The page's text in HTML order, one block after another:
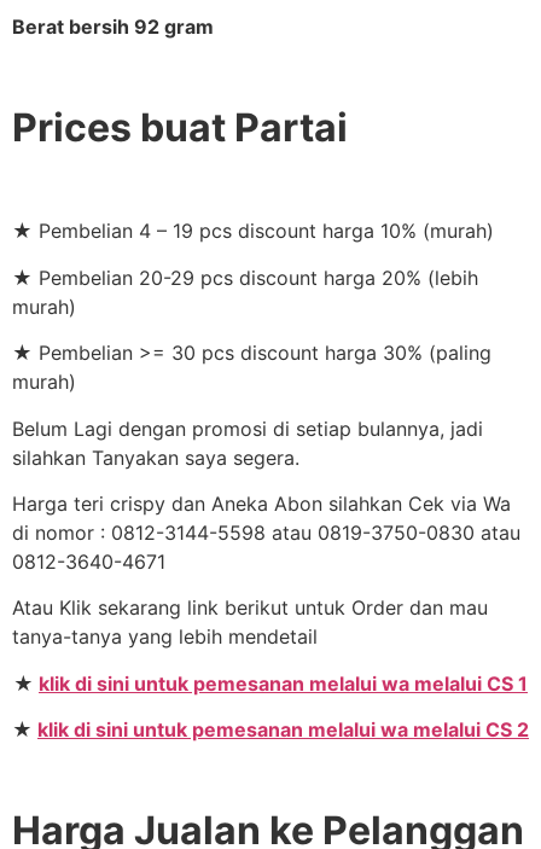
Berat bersih 92 gram
Prices buat Partai
★ Pembelian 4 – 19 pcs discount harga 10% (murah)
★ Pembelian 20-29 pcs discount harga 20% (lebih
murah)
★ Pembelian >= 30 pcs discount harga 30% (paling
murah)
Belum Lagi dengan promosi di setiap bulannya, jadi
silahkan Tanyakan saya segera.
Harga teri crispy dan Aneka Abon silahkan Cek via Wa
di nomor : 0812-3144-5598 atau 0819-3750-0830 atau
0812-3640-4671
Atau Klik sekarang link berikut untuk Order dan mau
tanya-tanya yang lebih mendetail
★ klik di sini untuk pemesanan melalui wa melalui CS 1
★ klik di sini untuk pemesanan melalui wa melalui CS 2
Harga Jualan ke Pelanggan